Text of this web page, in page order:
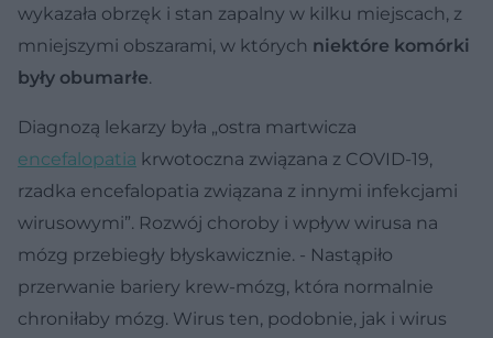
wykazała obrzęk i stan zapalny w kilku miejscach, z
mniejszymi obszarami, w których niektóre komórki
były obumarłe.
Diagnozą lekarzy była „ostra martwicza
encefalopatia krwotoczna związana z COVID-19,
rzadka encefalopatia związana z innymi infekcjami
wirusowymi”. Rozwój choroby i wpływ wirusa na
mózg przebiegły błyskawicznie. - Nastąpiło
przerwanie bariery krew-mózg, która normalnie
chroniłaby mózg. Wirus ten, podobnie, jak i wirus